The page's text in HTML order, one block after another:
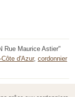
Rue Maurice Astier"
d'Azur, cordonnier